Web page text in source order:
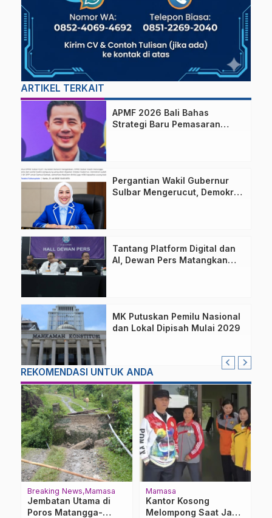
ARTIKEL TERKAIT
APMF 2026 Bali Bahas
Strategi Baru Pemasaran
Pergantian Wakil Gubernur
Sulbar Mengerucut, Demokrat
Tantang Platform Digital dan
AI, Dewan Pers Matangkan
MK Putuskan Pemilu Nasional
dan Lokal Dipisah Mulai 2029
REKOMENDASI UNTUK ANDA
Breaking News Mamasa
Jembatan Utama di
Poros Matangga-
Mamasa
Kantor Kosong
Melompong Saat Jam